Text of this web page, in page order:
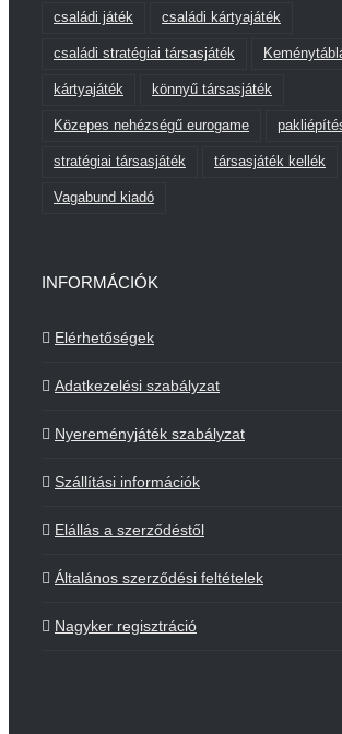
családi játék családi kártyajáték
családi stratégiai társasjáték
kártyajáték könnyű társasjáték
Közepes nehézségű eurogame
stratégiai társasjáték társasjáték kellék
Vagabund kiadó
INFORMÁCIÓK
Elérhetőségek
Adatkezelési szabályzat
Nyereményjáték szabályzat
Szállítási információk
Elállás a szerződéstől
Általános szerződési feltételek
Nagyker regisztráció